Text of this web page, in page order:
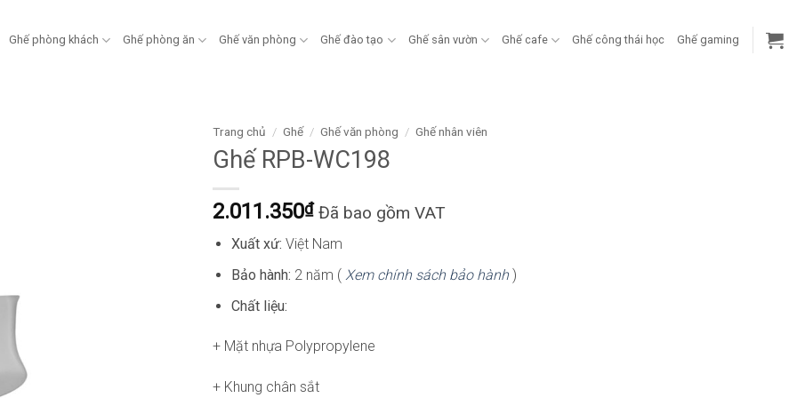
Ghế phòng khách Ghế phòng ăn Ghế văn phòng Ghế đào tạo Ghế sân vườn Ghế cafe Ghế công thái học Ghế gaming
Trang chủ / Ghế / Ghế văn phòng / Ghế nhân viên
Ghế RPB-WC198
2.011.350₫ Đã bao gồm VAT
Xuất xứ: Việt Nam
Bảo hành: 2 năm ( Xem chính sách bảo hành)
Chất liệu:
+ Mặt nhựa Polypropylene
+ Khung chân sắt